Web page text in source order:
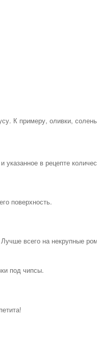
К примеру, оливки,
в рецепте
поверхность.
всего на некрупные
под чипсы.